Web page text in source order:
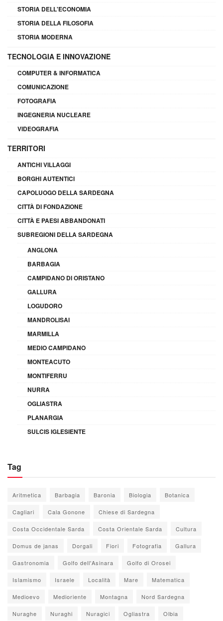
STORIA DELL'ECONOMIA
STORIA DELLA FILOSOFIA
STORIA MODERNA
TECNOLOGIA E INNOVAZIONE
COMPUTER & INFORMATICA
COMUNICAZIONE
FOTOGRAFIA
INGEGNERIA NUCLEARE
VIDEOGRAFIA
TERRITORI
ANTICHI VILLAGGI
BORGHI AUTENTICI
CAPOLUOGO DELLA SARDEGNA
CITTÀ DI FONDAZIONE
CITTÀ E PAESI ABBANDONATI
SUBREGIONI DELLA SARDEGNA
ANGLONA
BARBAGIA
CAMPIDANO DI ORISTANO
GALLURA
LOGUDORO
MANDROLISAI
MARMILLA
MEDIO CAMPIDANO
MONTEACUTO
MONTIFERRU
NURRA
OGLIASTRA
PLANARGIA
SULCIS IGLESIENTE
Tag
Aritmetica Barbagia Baronia Biologia Botanica
Cagliari Cala Gonone Chiese di Sardegna
Costa Occidentale Sarda Costa Orientale Sarda Cultura
Domus de janas Dorgali Fiori Fotografia Gallura
Gastronomia Golfo dell'Asinara Golfo di Orosei
Islamismo Israele Località Mare Matematica
Medioevo Medioriente Montagna Nord Sardegna
Nuraghe Nuraghi Nuragici Ogliastra Olbia